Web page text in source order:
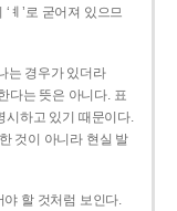
ㅖ’로 굳어져 있으므
는 경우가 있더라
다는 뜻은 아니다. 표
시하고 있기 때문이다.
것이 아니라 현실 발
야 할 것처럼 보인다.